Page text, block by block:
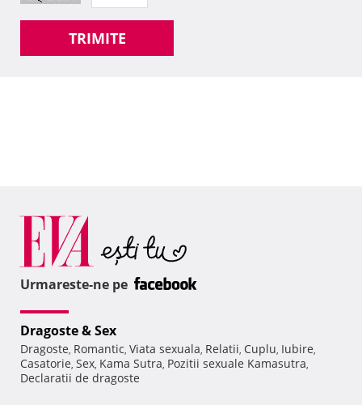
TRIMITE
Urmareste-ne pe
Dragoste & Sex
Dragoste, Romantic, Viata sexuala, Relatii, Cuplu, Iubire,
Casatorie, Sex, Kama Sutra, Pozitii sexuale Kamasutra,
Declaratii de dragoste